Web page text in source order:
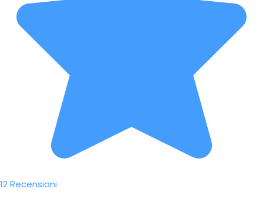
12 Recensioni